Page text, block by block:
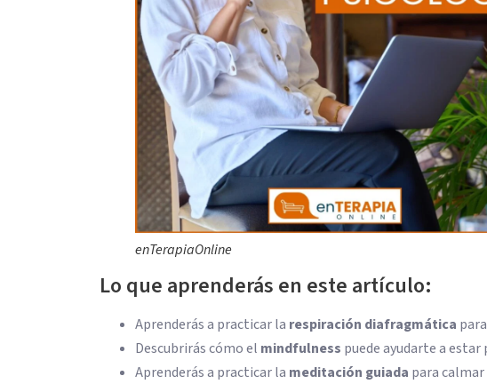
enTerapiaOnline
Lo que aprenderás en este artículo:
Aprenderás a practicar la respiración diafragmática
Descubrirás cómo el mindfulness puede ayudarte a
Aprenderás a practicar la meditación guiada para